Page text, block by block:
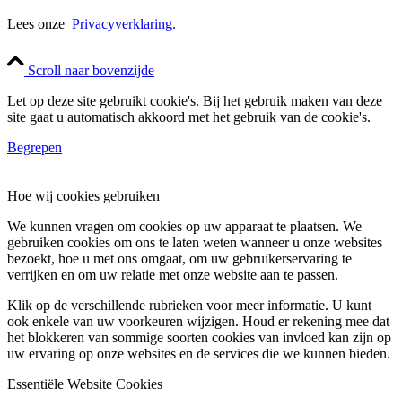
Lees onze Privacyverklaring.
Scroll naar bovenzijde
Let op deze site gebruikt cookie's. Bij het gebruik maken van deze
site gaat u automatisch akkoord met het gebruik van de cookie's.
Begrepen
Hoe wij cookies gebruiken
We kunnen vragen om cookies op uw apparaat te plaatsen. We
gebruiken cookies om ons te laten weten wanneer u onze websites
bezoekt, hoe u met ons omgaat, om uw gebruikerservaring te
verrijken en om uw relatie met onze website aan te passen.
Klik op de verschillende rubrieken voor meer informatie. U kunt
ook enkele van uw voorkeuren wijzigen. Houd er rekening mee dat
het blokkeren van sommige soorten cookies van invloed kan zijn op
uw ervaring op onze websites en de services die we kunnen bieden.
Essentiële Website Cookies